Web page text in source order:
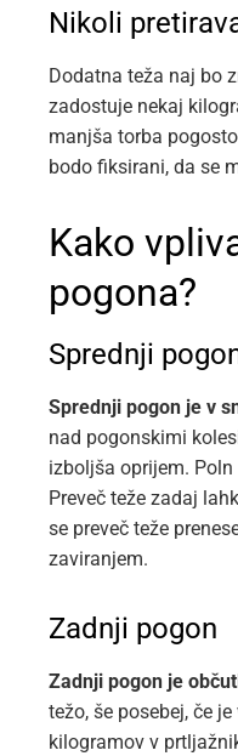
Nikoli
Dodatna teža naj bo
zadostuje nekaj
manjša torba
bodo fiksirani, da se
Kako
pogona?
Sprednji
Sprednji pogon je v
nad pogonskimi
izboljša oprijem.
Preveč teže zadaj
se preveč teže
zaviranjem.
Zadnji pogon
Zadnji pogon je
težo, še posebej, če
kilogramov v